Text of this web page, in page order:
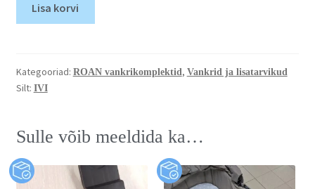
Lisa korvi
Kategooriad: ROAN vankrikomplektid, Vankrid ja lisatarvikud
Silt: IVI
Sulle võib meeldida ka…